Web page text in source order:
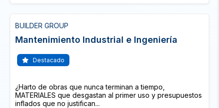
BUILDER GROUP
Mantenimiento Industrial e Ingeniería
Destacado
¿Harto de obras que nunca terminan a tiempo,
MATERIALES que desgastan al primer uso y presupuestos
inflados que no justifican...